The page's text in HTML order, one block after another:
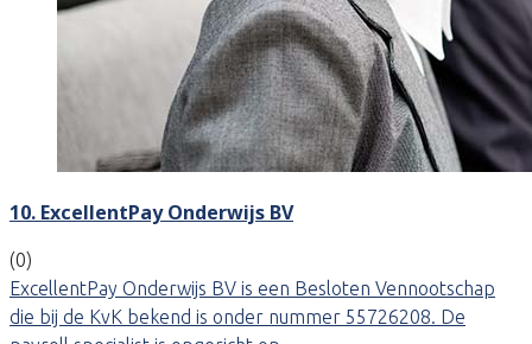
10. ExcellentPay Onderwijs BV
(0)
ExcellentPay Onderwijs BV is een Besloten Vennootschap
die bij de KvK bekend is onder nummer 55726208. De